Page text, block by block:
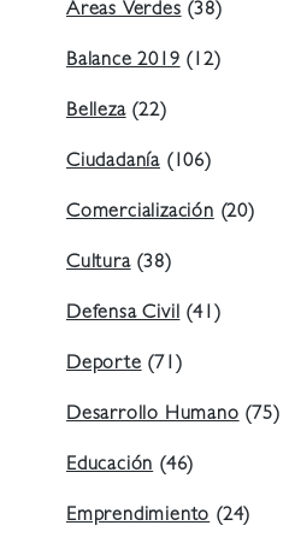
Áreas Verdes (38)
Balance 2019 (12)
Belleza(22)
Ciudadanía (106)
Comercialización (20)
Cultura(38)
Defensa Civil (41)
Deporte (71)
Desarrollo Humano (75)
Educación (46)
Emprendimiento (24)